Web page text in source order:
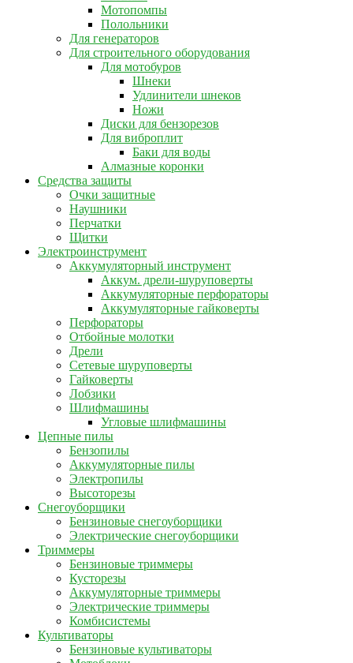
Мотопомпы
Полольники
Для генераторов
Для строительного оборудования
Для мотобуров
Шнеки
Удлинители шнеков
Ножи
Диски для бензорезов
Для виброплит
Баки для воды
Алмазные коронки
Средства защиты
Очки защитные
Наушники
Перчатки
Щитки
Электроинструмент
Аккумуляторный инструмент
Аккум. дрели-шуруповерты
Аккумуляторные перфораторы
Аккумуляторные гайковерты
Перфораторы
Отбойные молотки
Дрели
Сетевые шуруповерты
Гайковерты
Лобзики
Шлифмашины
Угловые шлифмашины
Цепные пилы
Бензопилы
Аккумуляторные пилы
Электропилы
Высоторезы
Снегоуборщики
Бензиновые снегоуборщики
Электрические снегоуборщики
Триммеры
Бензиновые триммеры
Кусторезы
Аккумуляторные триммеры
Электрические триммеры
Комбисистемы
Культиваторы
Бензиновые культиваторы